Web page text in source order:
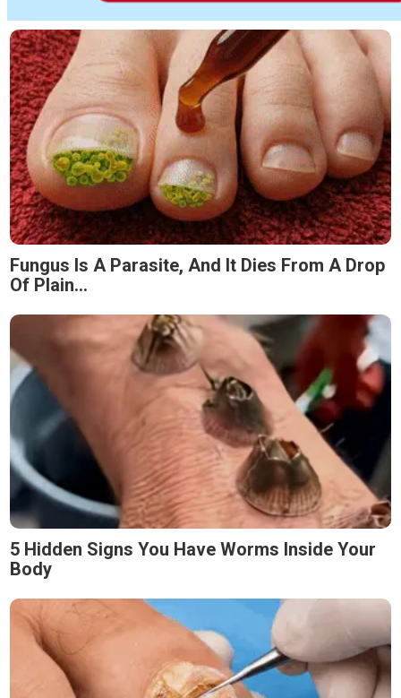
Fungus Is A Parasite, And It Dies From A Drop
Of Plain...
5 Hidden Signs You Have Worms Inside Your
Body